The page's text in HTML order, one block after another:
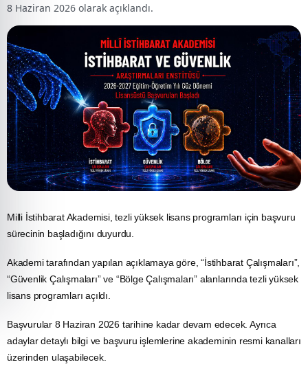
8 Haziran 2026 olarak açıklandı.
Milli İstihbaratAkademisi, tezli yüksek lisans programları için başvuru
sürecinin başladığını duyurdu.
Akademi tarafından yapılan açıklamaya göre, “İstihbarat Çalışmaları”,
“Güvenlik Çalışmaları” ve “Bölge Çalışmaları” alanlarında tezli yüksek
lisans programları açıldı.
Başvurular 8 Haziran 2026 tarihine kadar devam edecek. Ayrıca
adaylar detaylı bilgi ve başvuru işlemlerine akademinin resmi kanalları
üzerinden ulaşabilecek.